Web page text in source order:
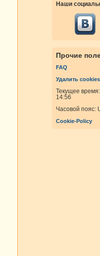
Наши
Прочие
FAQ
Удалить cookies
Текущее
14:56
Часовой пояс:
Cookie-Policy